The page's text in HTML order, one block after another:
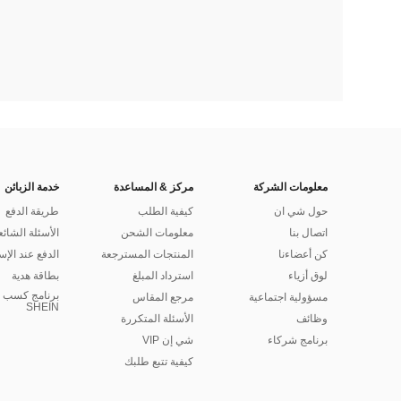
معلومات الشركة
حول شي ان
اتصال بنا
كن أعضاءنا
لوق أزياء
مسؤولية اجتماعية
وظائف
برنامج شركاء
مركز & المساعدة
كيفية الطلب
معلومات الشحن
المنتجات المسترجعة
استرداد المبلغ
مرجع المقاس
الأسئلة المتكررة
شي إن VIP
كيفية تتبع طلبك
خدمة الزبائن
طريقة الدفع
الأسئلة
الدفع عند
بطاقة هدية
برنامج كسب
SHEIN